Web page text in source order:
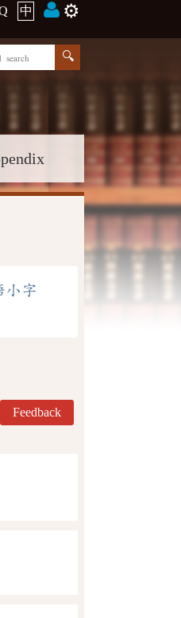
中 ⚙️
小字
Feedback